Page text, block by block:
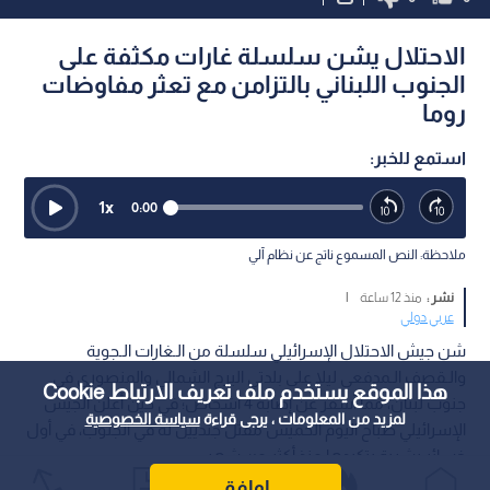
هذا الموقع يستخدم ملف تعريف الارتباط Cookie
لمزيد من المعلومات ، يرجى قراءةسياسة الخصوصية
الاحتلال يشن سلسلة غارات مكثفة على
الجنوب اللبناني بالتزامن مع تعثر مفاوضات
روما
استمع للخبر:
0:00
1x
ملاحظة: النص المسموع ناتج عن نظام آلي
نشر : منذ 12 ساعة
|
عربي دولي
شن جيش الاحتلال الإسرائيلي سلسلة من الـغارات الـجوية
جنوب لبنان، مما أسفر عن إصابة 4 أشخاص؛ في حين أعلن الجيش
الإسرائيلي صباح اليوم الخميس مقتل جنديين له في الجنوب، في أول